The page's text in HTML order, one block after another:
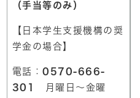
（手当等のみ）
【日本学生支援機構の奨
学金の場合】
電話： 0570-666-
301
月曜日～金曜